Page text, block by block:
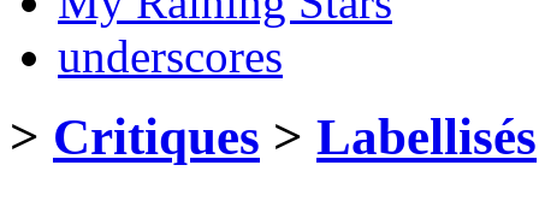
underscores
> Critiques > Labellisés